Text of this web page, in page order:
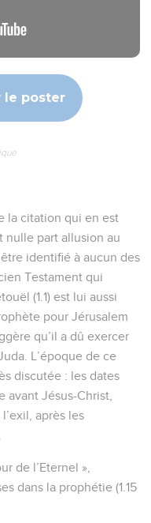
le poster
la citation qui en est
nulle part allusion au
identifié à aucun des
Testament qui
(1.1) est lui aussi
pour Jérusalem
qu’il a dû exercer
L’époque de ce
discutée : les dates
avant Jésus-Christ,
après les
de l’Eternel »,
dans la prophétie (1.15